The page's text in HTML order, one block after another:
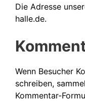
Die Adresse
halle.de.
Wenn Besucher
schreiben,
Kommentar-